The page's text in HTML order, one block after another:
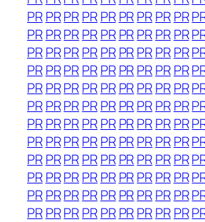
PRPRPRPRPR PRPRPRPR
PRPRPRPRPR PRPRPRPR
PRPRPRPRPR PRPRPRPR
PRPRPRPRPR PRPRPRPR
PRPRPRPRPR PRPRPRPR
PRPRPRPRPR PRPRPRPR
PRPRPRPRPR PRPRPRPR
PRPRPRPRPR PRPRPRPR
PRPRPRPRPR PRPRPRPR
PRPRPRPRPR PRPRPRPR
PRPRPRPRPR PRPRPRPR
PRPRPRPRPR PRPRPRPR